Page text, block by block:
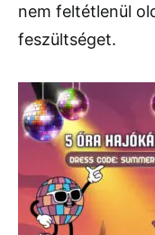
nem feltétlenül
feszültséget.